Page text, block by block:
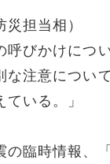
担当相）
呼びかけに
な注意につい
いる。」
の臨時情報、